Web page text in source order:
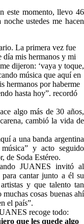
este momento, llevo 46
ustedes me hacen
La primera vez fue
día mis hermanos y mi
dijeron: ‘vaya y toque,
música que aquí en
hermanos por haberme
hasta hoy”. recordó
algo más de 30 años,
cambió la vida de
a una banda argentina
y acto seguido
de Soda Estéreo.
JUANES invitó al
cantar junto a él su
y que talento tan
cosas buenas ahí
el país”.
recoge todo:
que les quede algo